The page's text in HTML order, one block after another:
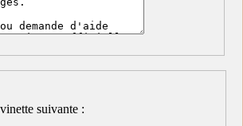
suivante :